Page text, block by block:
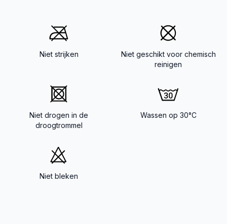
Niet strijken
Niet geschikt voor chemisch
reinigen
Niet drogen in de
droogtrommel
Wassen op 30°C
Niet bleken